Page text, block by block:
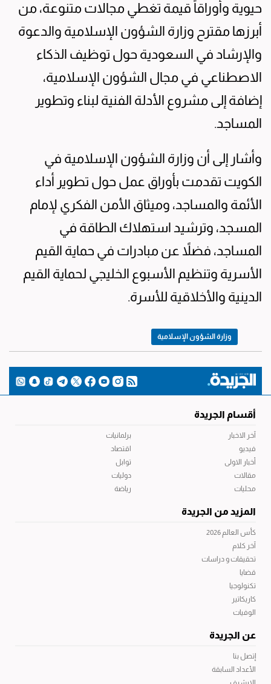
حيوية وأوراقاً قيمة تغطي مجالات متنوعة، من
أبرزها مقترح وزارة الشؤون الإسلامية والدعوة
والإرشاد في السعودية حول توظيف الذكاء
الاصطناعي في مجال الشؤون الإسلامية،
إضافة إلى مشروع الأدلة الفنية لبناء وتطوير
المساجد.
وأشار إلى أن وزارة الشؤون الإسلامية في
الكويت تقدمت بأوراق عمل حول تطوير أداء
الأئمة والمساجد، وميثاق الأمن الفكري لإمام
المسجد، وترشيد استهلاك الطاقة في
المساجد، فضلاً عن مبادرات في حماية القيم
الأسرية وتنظيم الأسبوع الخليجي لحماية القيم
الدينية والأخلاقية للأسرة.
وزارة الشؤون الإسلامية
أقسام الجريدة
آخر الاخبار
فيديو
أخبار الاولى
مقالات
محليات
برلمانيات
اقتصاد
توابل
دوليات
رياضة
المزيد من الجريدة
كأس العالم 2026
آخر كلام
تحقيقات و دراسات
قضايا
تكنولوجيا
كاريكاتير
الوفيات
عن الجريدة
إتصل بنا
الأعداد السابقة